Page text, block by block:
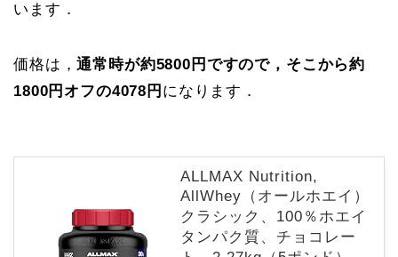
います．
価格は，通常時が約5800円ですので，そこから約
1800円オフの4078円 になります．
ALLMAX Nutrition,
AllWhey（オールホエイ）
クラシック、100％ホエイ
タンパク質、チョコレー